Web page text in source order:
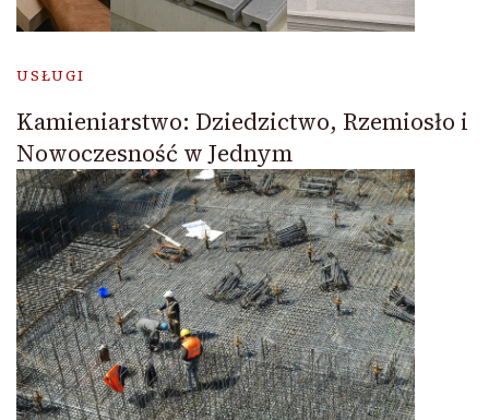
USŁUGI
Kamieniarstwo: Dziedzictwo, Rzemiosło i
Nowoczesność w Jednym